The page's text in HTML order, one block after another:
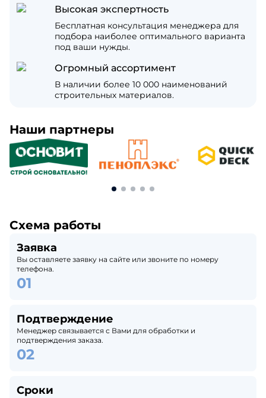
Высокая экспертность
Бесплатная консультация менеджера для
подбора наиболее оптимального варианта
под ваши нужды.
Огромный ассортимент
В наличии более 10 000 наименований
строительных материалов.
Наши партнеры
Схема работы
Заявка
Вы оставляете заявку на сайте или звоните по номеру
телефона.
Подтверждение
Менеджер связывается с Вами для обработки и
подтверждения заказа.
Сроки